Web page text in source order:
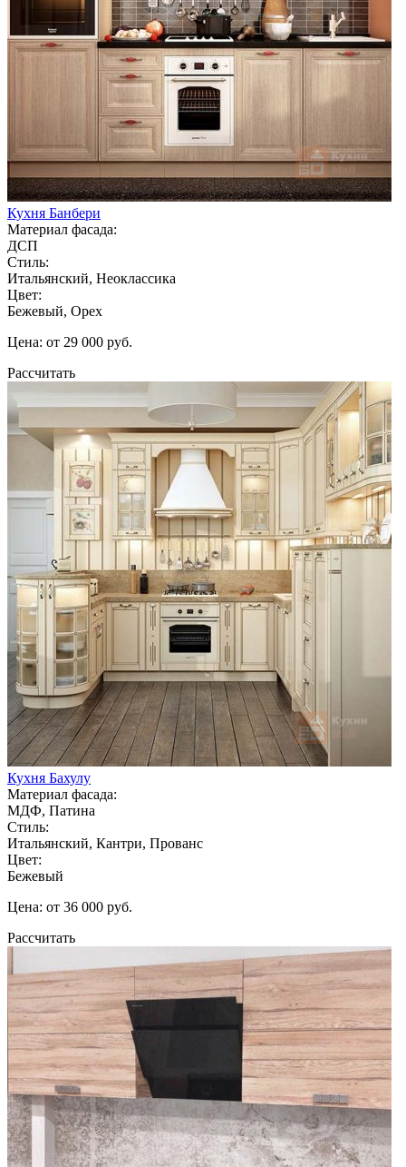
Кухня Банбери
Материал фасада:
ДСП
Стиль:
Итальянский, Неоклассика
Цвет:
Бежевый, Орех
Цена: от 29 000 руб.
Рассчитать
Кухня Бахулу
Материал фасада:
МДФ, Патина
Стиль:
Итальянский, Кантри, Прованс
Цвет:
Бежевый
Цена: от 36 000 руб.
Рассчитать